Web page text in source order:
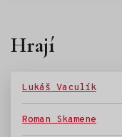
Hrají
Lukáš Vaculík
Roman Skamene